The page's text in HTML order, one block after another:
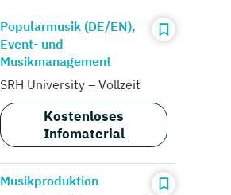
Popularmusik (DE/EN),
Event- und
Musikmanagement
SRH University – Vollzeit
Kostenloses
Infomaterial
Musikproduktion